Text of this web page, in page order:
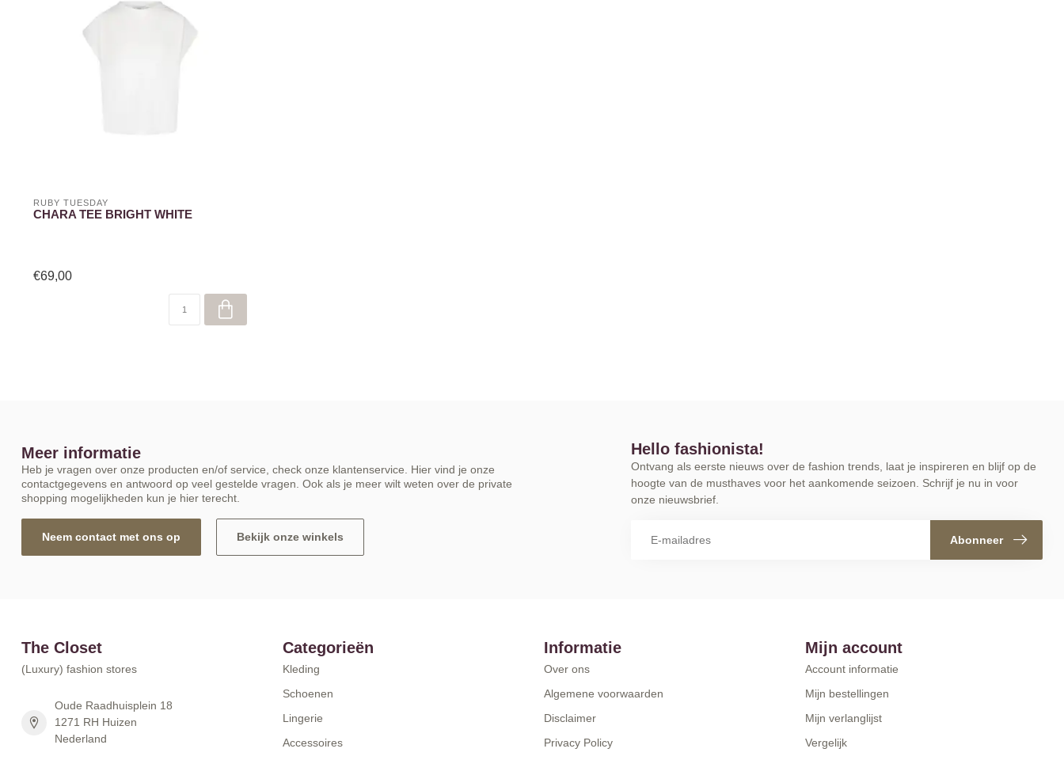
RUBY TUESDAY
CHARA TEE BRIGHT WHITE
€69,00
Meer informatie
Heb je vragen over onze producten en/of service, check onze klantenservice. Hier vind je onze
contactgegevens en antwoord op veel gestelde vragen. Ook als je meer wilt weten over de private
shopping mogelijkheden kun je hier terecht.
Neem contact met ons op Bekijk onze winkels
Hello fashionista!
Ontvang als eerste nieuws over de fashion trends, laat je inspireren en blijf op de
hoogte van de musthaves voor het aankomende seizoen. Schrijf je nu in voor
onze nieuwsbrief.
Abonneer
The Closet
(Luxury) fashion stores
Oude Raadhuisplein 18
1271 RH Huizen
Nederland
Categorieën
Kleding
Schoenen
Lingerie
Accessoires
Informatie
Over ons
Algemene voorwaarden
Disclaimer
Privacy Policy
Mijn account
Account informatie
Mijn bestellingen
Mijn verlanglijst
Vergelijk